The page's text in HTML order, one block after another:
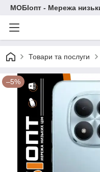
МОБІопт - Мережа
Товари та послуги
–5%